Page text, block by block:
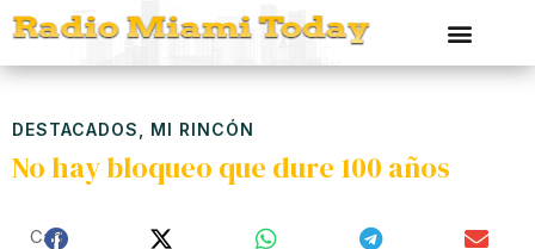
DESTACADOS MI RINCÓN
No hay bloqueo que dure 100 años
Carl